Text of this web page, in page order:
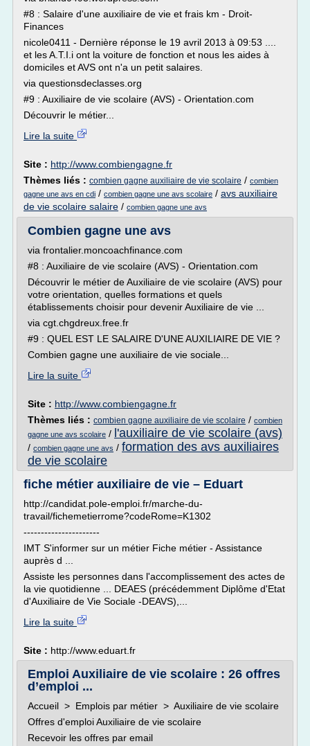
#8 : Salaire d'une auxiliaire de vie et frais km - Droit-
Finances
nicole0411 - Dernière réponse le 19 avril 2013 à 09:53 ....
et les A.T.I.i ont la voiture de fonction et nous les aides à
domiciles et AVS ont n'a un petit salaires.
via questionsdeclasses.org
#9 : Auxiliaire de vie scolaire (AVS) - Orientation.com
Découvrir le métier...
Lire la suite
Site : http://www.combiengagne.fr
Thèmes liés : combien gagne auxiliaire de vie scolaire / combien
gagne une avs en cdi / combien gagne une avs scolaire / avs auxiliaire
de vie scolaire salaire / combien gagne une avs
Combien gagne une avs
via frontalier.moncoachfinance.com
#8 : Auxiliaire de vie scolaire (AVS) - Orientation.com
Découvrir le métier de Auxiliaire de vie scolaire (AVS) pour
votre orientation, quelles formations et quels
établissements choisir pour devenir Auxiliaire de vie ...
via cgt.chgdreux.free.fr
#9 : QUEL EST LE SALAIRE D'UNE AUXILIAIRE DE VIE ?
Combien gagne une auxiliaire de vie sociale...
Lire la suite
Site : http://www.combiengagne.fr
Thèmes liés : combien gagne auxiliaire de vie scolaire / combien
gagne une avs scolaire / l'auxiliaire de vie scolaire (avs)
/ combien gagne une avs / formation des avs auxiliaires
de vie scolaire
fiche métier auxiliaire de vie – Eduart
http://candidat.pole-emploi.fr/marche-du-
travail/fichemetierrome?codeRome=K1302
----------------------
IMT S'informer sur un métier Fiche métier - Assistance
auprès d ...
Assiste les personnes dans l'accomplissement des actes de
la vie quotidienne ... DEAES (précédemment Diplôme d'Etat
d'Auxiliaire de Vie Sociale -DEAVS),...
Lire la suite
Site : http://www.eduart.fr
Emploi Auxiliaire de vie scolaire : 26 offres
d’emploi ...
Accueil > Emplois par métier > Auxiliaire de vie scolaire
Offres d'emploi Auxiliaire de vie scolaire
Recevoir les offres par email